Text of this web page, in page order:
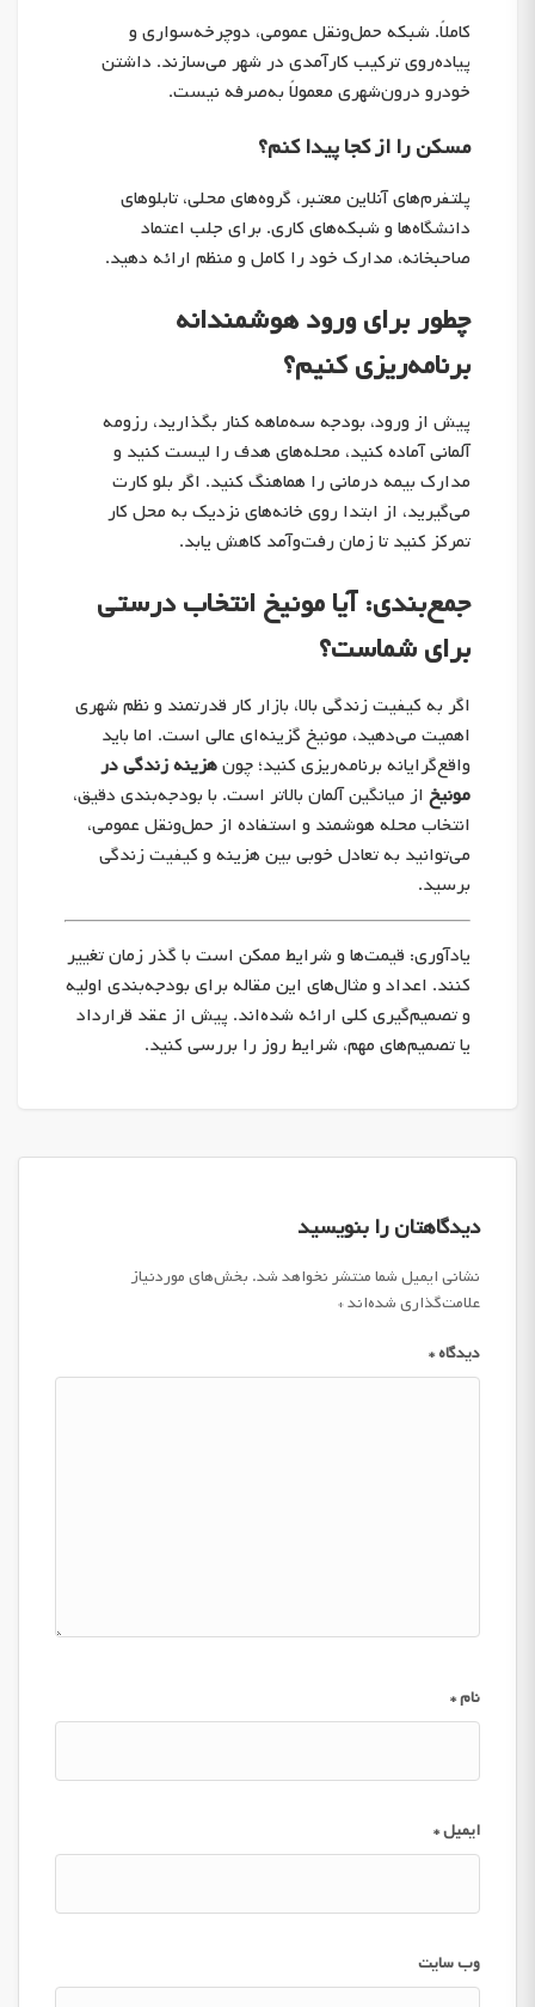
کاملاً. شبکه حمل‌ونقل عمومی، دوچرخه‌سواری و
پیاده‌روی ترکیب کارآمدی در شهر می‌سازند. داشتن
خودرو درون‌شهری معمولاً به‌صرفه نیست.
مسکن را از کجا پیدا کنم؟
پلتفرم‌های آنلاین معتبر، گروه‌های محلی، تابلوهای
دانشگاه‌ها و شبکه‌های کاری. برای جلب اعتماد
صاحبخانه، مدارک خود را کامل و منظم ارائه دهید.
چطور برای ورود هوشمندانه
برنامه‌ریزی کنیم؟
پیش از ورود، بودجه سه‌ماهه کنار بگذارید، رزومه
آلمانی آماده کنید، محله‌های هدف را لیست کنید و
مدارک بیمه درمانی را هماهنگ کنید. اگر بلو کارت
می‌گیرید، از ابتدا روی خانه‌های نزدیک به محل کار
تمرکز کنید تا زمان رفت‌وآمد کاهش یابد.
جمع‌بندی: آیا مونیخ انتخاب درستی
برای شماست؟
اگر به کیفیت زندگی بالا، بازار کار قدرتمند و نظم شهری
اهمیت می‌دهید، مونیخ گزینه‌ای عالی است. اما باید
واقع‌گرایانه برنامه‌ریزی کنید؛ چونهزینه زندگی در
مونیخ از میانگین آلمان بالاتر است. با بودجه‌بندی دقیق،
انتخاب محله هوشمند و استفاده از حمل‌ونقل عمومی،
می‌توانید به تعادل خوبی بین هزینه و کیفیت زندگی
برسید.
یادآوری: قیمت‌ها و شرایط ممکن است با گذر زمان تغییر
کنند. اعداد و مثال‌های این مقاله برای بودجه‌بندی اولیه
و تصمیم‌گیری کلی ارائه شده‌اند. پیش از عقد قرارداد
یا تصمیم‌های مهم، شرایط روز را بررسی کنید.
دیدگاهتان را بنویسید
نشانی ایمیل شما منتشر نخواهد شد. بخش‌های موردنیاز
علامت‌گذاری شده‌اند*
دیدگاه*
نام*
ایمیل*
وب‌ سایت